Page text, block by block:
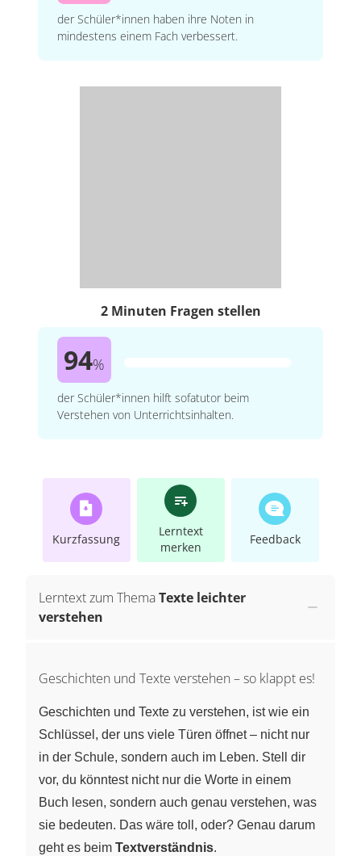
der Schüler*innen haben ihre Noten in
mindestens einem Fach verbessert.
2 Minuten Fragen stellen
94%
der Schüler*innen hilft sofatutor beim
Verstehen von Unterrichtsinhalten.
Kurzfassung
Lerntext
merken
Feedback
Lerntext zum ThemaTexte leichter
verstehen
Geschichten und Texte verstehen – so klappt es!
Geschichten und Texte zu verstehen, ist wie ein
Schlüssel, der uns viele Türen öffnet – nicht nur
in der Schule, sondern auch im Leben. Stell dir
vor, du könntest nicht nur die Worte in einem
Buch lesen, sondern auch genau verstehen, was
sie bedeuten. Das wäre toll, oder? Genau darum
geht es beim Textverständnis.